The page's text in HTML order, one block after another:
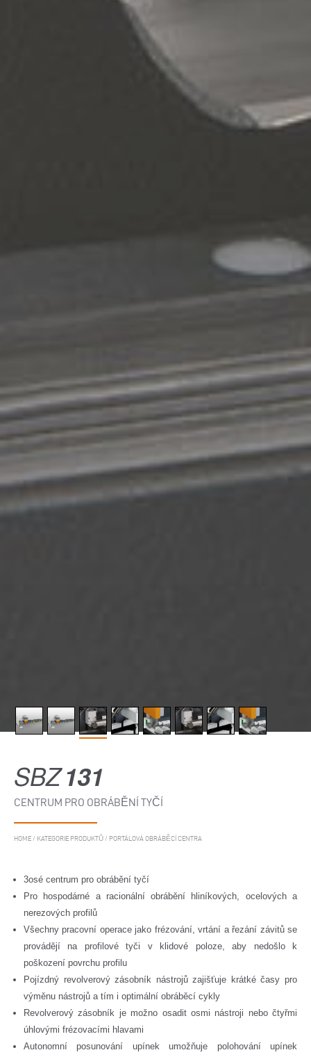
SBZ131
CENTRUM PRO OBRÁBĚNÍ TYČÍ
HOME / KATEGORIE PRODUKTŮ / PORTÁLOVÁ OBRÁBĚCÍ CENTRA
3osé centrum pro obrábění tyčí
Pro hospodárné a racionální obrábění hliníkových, ocelových a
nerezových profilů
Všechny pracovní operace jako frézování, vrtání a řezání závitů se
provádějí na profilové tyči v klidové poloze, aby nedošlo k
poškození povrchu profilu
Pojízdný revolverový zásobník nástrojů zajišťuje krátké časy pro
výměnu nástrojů a tím i optimální obráběcí cykly
Revolverový zásobník je možno osadit osmi nástroji nebo čtyřmi
úhlovými frézovacími hlavami
Autonomní posunování upínek umožňuje polohování upínek